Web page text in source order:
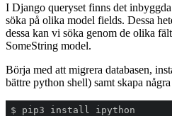
I Django queryset finns det
söka på olika model fields. Dessa
dessa kan vi söka genom de olika
SomeString model.
Börja med att migrera databasen,
bättre python shell) samt skapa